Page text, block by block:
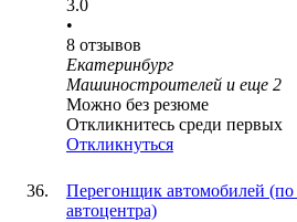
3.0
•
8 отзывов
Екатеринбург
Машиностроителей и еще 2
Можно без резюме
Откликнитесь среди первых
Откликнуться
Перегонщик автомобилей (по
автоцентра)